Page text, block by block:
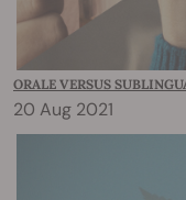
ORALE VERSUS
20 Aug 2021